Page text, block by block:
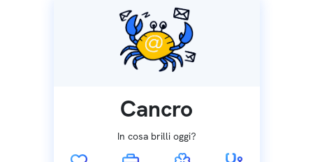
Cancro
In cosa brilli oggi?